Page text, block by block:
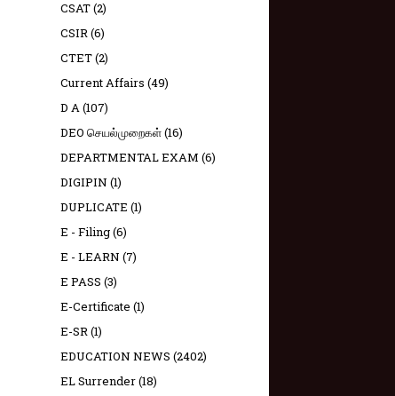
CSAT(2)
CSIR(6)
CTET(2)
Current Affairs (49)
D A(107)
DEO செயல்முறைகள்(16)
DEPARTMENTAL EXAM (6)
DIGIPIN (1)
DUPLICATE (1)
E - Filing(6)
E - LEARN (7)
E PASS (3)
E-Certificate (1)
E-SR(1)
EDUCATION NEWS (2402)
EL Surrender(18)